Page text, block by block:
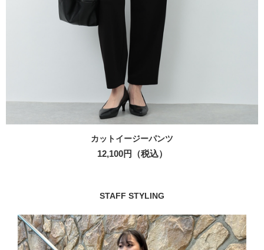
カットイージーパンツ
12,100円（税込）
STAFF STYLING